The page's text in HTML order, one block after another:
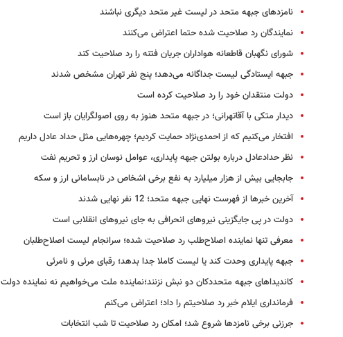
نامزدهای جبهه متحد در لیست غیر متحد دیگری نباشند
نمایندگان رد صلاحیت شده حتما اعتراض می‌کنند
شورای نگهبان قاطعانه هواداران جریان فتنه را رد صلاحیت کند
جبهه ایستادگی لیست جداگانه می‌دهد؛ پنج نفر تهران مشخص شدند
دولت منتقدان خود را رد صلاحیت کرده است
دیدار متکی با آقاتهرانی؛ در جبهه متحد هنوز به روی اصولگرایان باز است
افتخار می‌کنیم که از احمدی‌نژاد حمایت کردیم؛ چهره‌هایی مثل حداد عادل داریم
نظر حدادعادل درباره بولتن جبهه پایداری، عوامل نوسان ارز و تحریم‌ نفت
جابجایی بیش از هزار میلیارد به نفع برخی اشخاص در نابسامانی ارز و سکه
آخرین خبرها از فهرست نهایی جبهه متحد؛ 12 نفر نهایی شدند
دولت در پی جایگزینی نیروهای انحرافی به جای نیروهای انقلابی است
معرفی تنها نماینده اصلاح‌طلب رد صلاحیت شده؛ سرانجام لیست اصلاح‌طلبان
جبهه پایداری وحدت کند یا لیست کاملا جدا بدهد؛ رقبای مرئی و نامرئی
کاندیداهای جبهه متحددکان دو نبش نزنند؛نماینده ملت می‌خواهیم نه نماینده دولت
فرمانداری ایلام خبر رد صلاحیتم را داد؛ اعتراض می‌کنم
جرزنی برخی نامزدها شروع شد؛ امکان رد صلاحیت تا شب انتخابات